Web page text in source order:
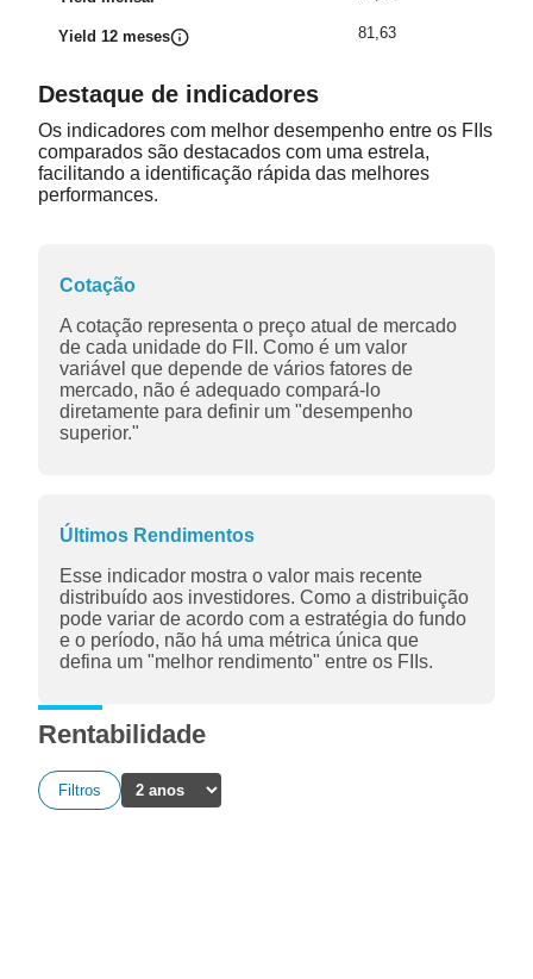
Yield 12 meses 81,63
Destaque de indicadores
Os indicadores com melhor desempenho entre os FIIs
comparados são destacados com uma estrela,
facilitando a identificação rápida das melhores
performances.
Cotação
A cotação representa o preço atual de mercado
de cada unidade do FII. Como é um valor
variável que depende de vários fatores de
mercado, não é adequado compará-lo
diretamente para definir um "desempenho
superior."
Últimos Rendimentos
Esse indicador mostra o valor mais recente
distribuído aos investidores. Como a distribuição
pode variar de acordo com a estratégia do fundo
e o período, não há uma métrica única que
defina um "melhor rendimento" entre os FIIs.
Rentabilidade
Filtros